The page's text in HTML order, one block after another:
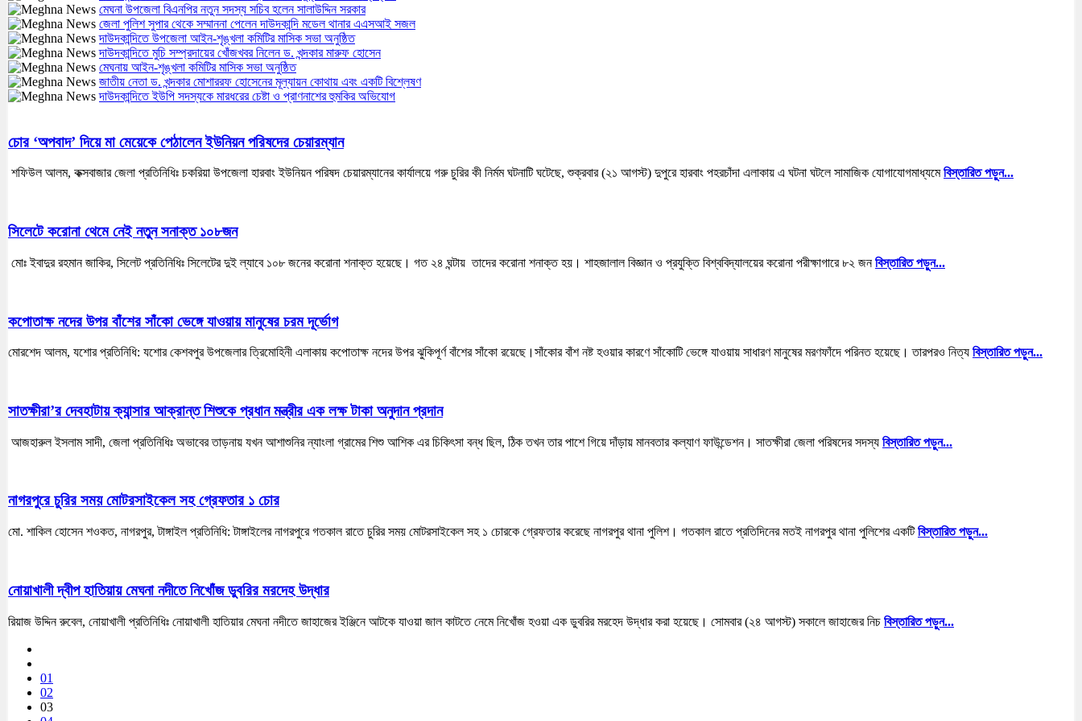
মেঘনা উপজেলা বিএনপির নতুন সদস্য সচিব হলেন সালাউদ্দিন সরকার
জেলা পুলিশ সুপার থেকে সম্মাননা পেলেন দাউদকান্দি মডেল থানার এএসআই সজল
দাউদকান্দিতে উপজেলা আইন-শৃঙ্খলা কমিটির মাসিক সভা অনুষ্ঠিত
দাউদকান্দিতে মুচি সম্প্রদায়ের খোঁজখবর নিলেন ড. খন্দকার মারুফ হোসেন
মেঘনায় আইন-শৃঙ্খলা কমিটির মাসিক সভা অনুষ্ঠিত
জাতীয় নেতা ড. খন্দকার মোশাররফ হোসেনের মূল্যায়ন কোথায় এবং একটি বিশ্লেষণ
দাউদকান্দিতে ইউপি সদস্যকে মারধরের চেষ্টা ও প্রাণনাশের হুমকির অভিযোগ
চোর ‘অপবাদ’ দিয়ে মা মেয়েকে পেঠালেন ইউনিয়ন পরিষদের চেয়ারম্যান
শফিউল আলম, কক্সবাজার জেলা প্রতিনিধিঃ চকরিয়া উপজেলা হারবাং ইউনিয়ন পরিষদ চেয়ারম্যানের কার্যালয়ে গরু চুরির কী নির্মম ঘটনাটি ঘটেছে, শুক্রবার (২১ আগস্ট) দুপুরে হারবাং পহরচাঁদা এলাকায় এ ঘটনা ঘটলে সামাজিক যোগাযোগমাধ্যমেবিস্তারিত পড়ুন...
সিলেটে করোনা থেমে নেই নতুন সনাক্ত ১০৮জন
মোঃ ইবাদুর রহমান জাকির, সিলেট প্রতিনিধিঃ সিলেটের দুই ল্যাবে ১০৮ জনের করোনা শনাক্ত হয়েছে। গত ২৪ ঘন্টায় তাদের করোনা শনাক্ত হয়। শাহজালাল বিজ্ঞান ও প্রযুক্তি বিশ্ববিদ্যালয়ের করোনা পরীক্ষাগারে ৮২ জনবিস্তারিত পড়ুন...
কপোতাক্ষ নদের উপর বাঁশের সাঁকো ভেঙ্গে যাওয়ায় মানুষের চরম দূর্ভোগ
মোরশেদ আলম, যশোর প্রতিনিধি: যশোর কেশবপুর উপজেলার ত্রিমোহিনী এলাকায় কপোতাক্ষ নদের উপর ঝুকিপূর্ণ বাঁশের সাঁকো রয়েছে।সাঁকোর বাঁশ নষ্ট হওয়ার কারণে সাঁকোটি ভেঙ্গে যাওয়ায় সাধারণ মানুষের মরণফাঁদে পরিনত হয়েছে। তারপরও নিত্য বিস্তারিত পড়ুন...
সাতক্ষীরা’র দেবহাটায় ক্যান্সার আক্রান্ত শিশুকে প্রধান মন্ত্রীর এক লক্ষ টাকা অনুদান প্রদান
আজহারুল ইসলাম সাদী, জেলা প্রতিনিধিঃ অভাবের তাড়নায় যখন আশাশুনির ন্যাংলা গ্রামের শিশু আশিক এর চিকিৎসা বন্ধ ছিল, ঠিক তখন তার পাশে গিয়ে দাঁড়ায় মানবতার কল্যাণ ফাউন্ডেশন। সাতক্ষীরা জেলা পরিষদের সদস্য বিস্তারিত পড়ুন...
নাগরপুরে চুরির সময় মোটরসাইকেল সহ গ্রেফতার ১ চোর
মো. শাকিল হোসেন শওকত, নাগরপুর, টাঙ্গাইল প্রতিনিধি: টাঙ্গাইলের নাগরপুরে গতকাল রাতে চুরির সময় মোটরসাইকেল সহ ১ চোরকে গ্রেফতার করেছে নাগরপুর থানা পুলিশ। গতকাল রাতে প্রতিদিনের মতই নাগরপুর থানা পুলিশের একটিবিস্তারিত পড়ুন...
নোয়াখালী দ্বীপ হাতিয়ায় মেঘনা নদীতে নিখোঁজ ডুবরির মরদেহ উদ্ধার
রিয়াজ উদ্দিন রুবেল, নোয়াখালী প্রতিনিধিঃ নোয়াখালী হাতিয়ার মেঘনা নদীতে জাহাজের ইঞ্জিনে আটকে যাওয়া জাল কাটতে নেমে নিখোঁজ হওয়া এক ডুবরির মরহেদ উদ্ধার করা হয়েছে। সোমবার (২৪ আগস্ট) সকালে জাহাজের নিচ বিস্তারিত পড়ুন...
01
02
03